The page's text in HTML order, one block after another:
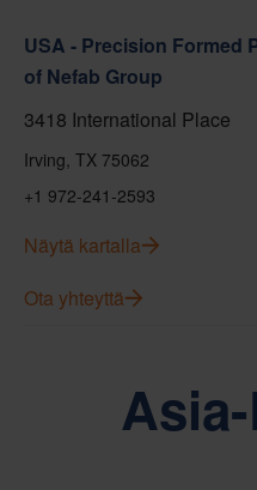
USA - Precision Formed
of Nefab Group
3418 International Place
Irving, TX 75062
+1 972-241-2593
Näytä kartalla
Ota yhteyttä